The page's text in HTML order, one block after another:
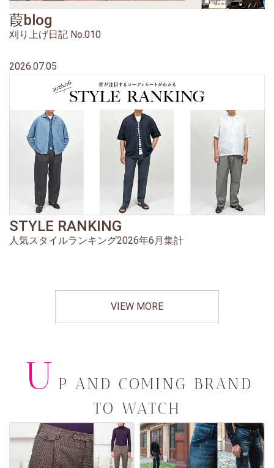
葭blog
刈り上げ日記 No.010
2026.07.05
STYLE RANKING
人気スタイルランキング2026年6月集計
VIEW MORE
U P AND COMING BRAND
TO WATCH